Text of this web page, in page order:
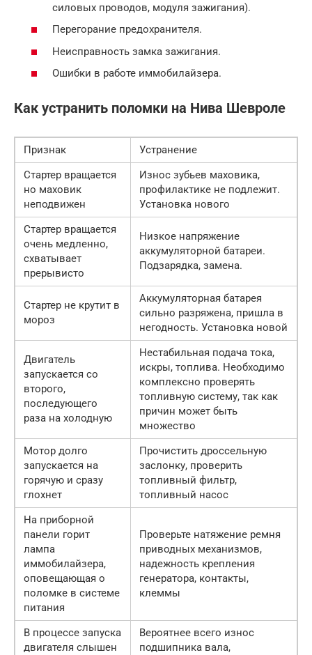
силовых проводов, модуля зажигания).
Перегорание предохранителя.
Неисправность замка зажигания.
Ошибки в работе иммобилайзера.
Как устранить поломки на Нива Шевроле
Признак
Устранение
Стартер вращается
но маховик
неподвижен
Износ зубьев маховика,
профилактике не подлежит.
Установка нового
Стартер вращается
очень медленно,
схватывает
прерывисто
Низкое напряжение
аккумуляторной батареи.
Подзарядка, замена.
Стартер не крутит в
мороз
Аккумуляторная батарея
сильно разряжена, пришла в
негодность. Установка новой
Двигатель
запускается со
второго,
последующего
раза на холодную
Нестабильная подача тока,
искры, топлива. Необходимо
комплексно проверять
топливную систему, так как
причин может быть
множество
Мотор долго
запускается на
горячую и сразу
глохнет
Прочистить дроссельную
заслонку, проверить
топливный фильтр,
топливный насос
На приборной
панели горит
лампа
иммобилайзера,
оповещающая о
поломке в системе
питания
Проверьте натяжение ремня
приводных механизмов,
надежность крепления
генератора, контакты,
клеммы
В процессе запуска
двигателя слышен
Вероятнее всего износ
подшипника вала,